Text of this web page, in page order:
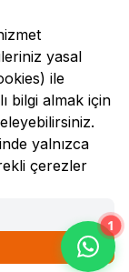
1
yasal
ile
bilgi almak için
yalnızca
çerezler